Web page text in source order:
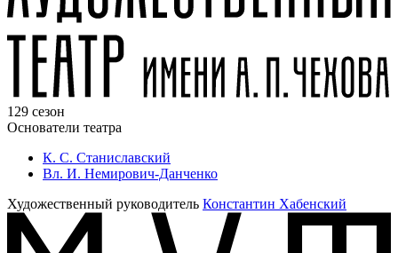
129 сезон
Основатели театра
К. С. Станиславский
Вл. И. Немирович-Данченко
Художественный руководитель Константин Хабенский